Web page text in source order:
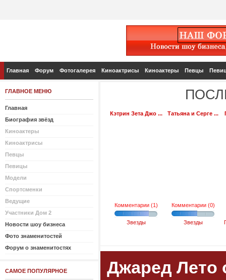
Главная Форум Фотогалерея Киноактрисы Киноактеры Певцы
ГЛАВНОЕ МЕНЮ
Главная
Биография звёзд
Киноактеры
Киноактрисы
Певцы
Певицы
Модели
Спортсменки
Ведущие
Участники Дом 2
Новости шоу бизнеса
Фото знаменитостей
Форум о знаменитостях
САМОЕ ПОПУЛЯРНОЕ
Кэтрин Зета Джо ...
Комментарии (1)
Звезды
Татьяна и Серге ...
Комментарии (0)
Звезды
Джаред Лето